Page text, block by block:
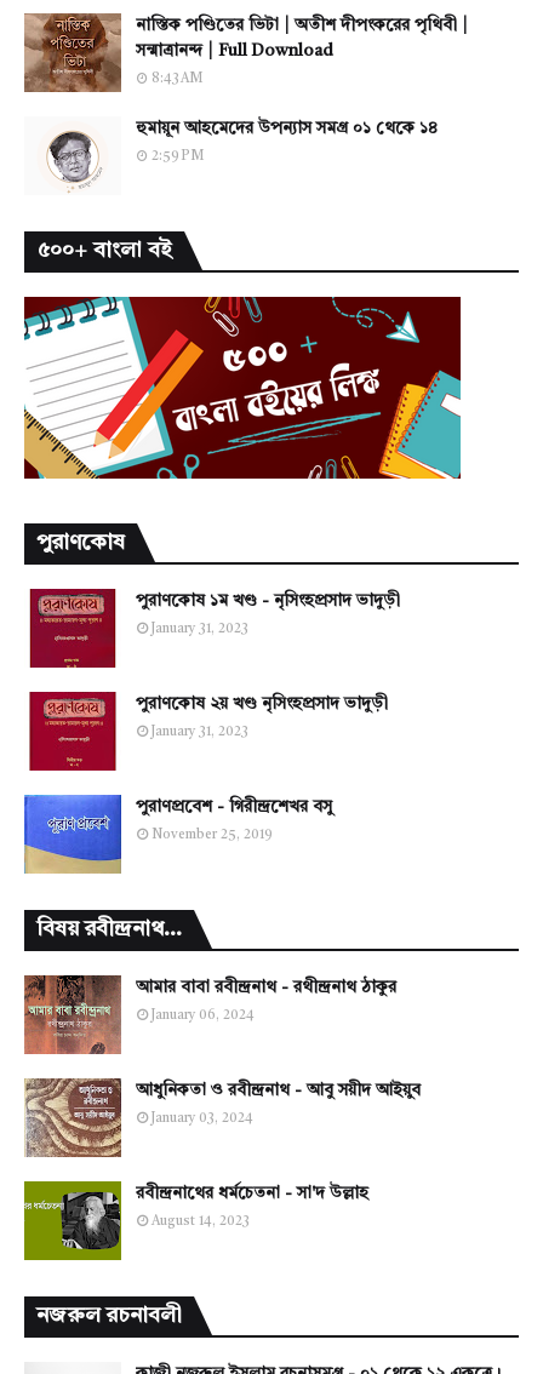
নাস্তিক পণ্ডিতের ভিটা | অতীশ দীপংকরের পৃথিবী |
সন্মাত্রানন্দ | Full Download
8:43 AM
হুমায়ূন আহমেদের উপন্যাস সমগ্র ০১ থেকে ১৪
2:59 PM
৫০০+ বাংলা বই
পুরাণকোষ
পুরাণকোষ ১ম খণ্ড - নৃসিংহপ্রসাদ ভাদুড়ী
January 31, 2023
পুরাণকোষ ২য় খণ্ড নৃসিংহপ্রসাদ ভাদুড়ী
January 31, 2023
পুরাণপ্রবেশ - গিরীন্দ্রশেখর বসু
November 25, 2019
বিষয় রবীন্দ্রনাথ...
আমার বাবা রবীন্দ্রনাথ - রথীন্দ্রনাথ ঠাকুর
January 06, 2024
আধুনিকতা ও রবীন্দ্রনাথ - আবু সয়ীদ আইয়ুব
January 03, 2024
রবীন্দ্রনাথের ধর্মচেতনা - সা'দ উল্লাহ
August 14, 2023
নজরুল রচনাবলী